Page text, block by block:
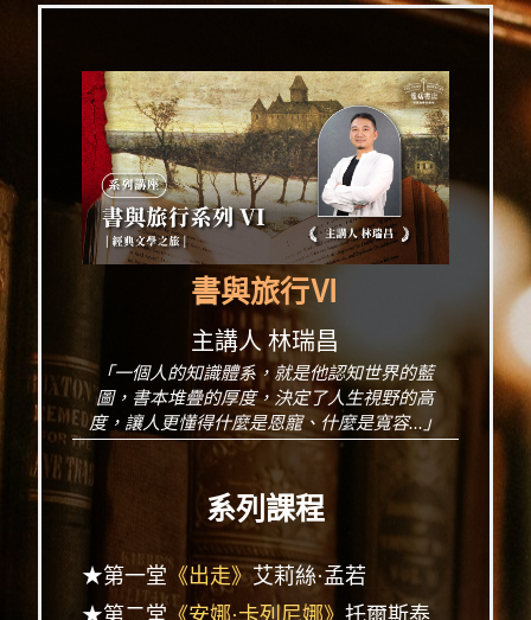
書與旅行Ⅵ
主講人 林瑞昌
「一個人的知識體系，就是他認知世界的藍
圖，書本堆疊的厚度，決定了人生視野的高
度，讓人更懂得什麼是恩寵、什麼是寬容...」
系列課程
★第一堂 《出走》艾莉絲·孟若
★第二堂 《安娜·卡列尼娜》 托爾斯泰